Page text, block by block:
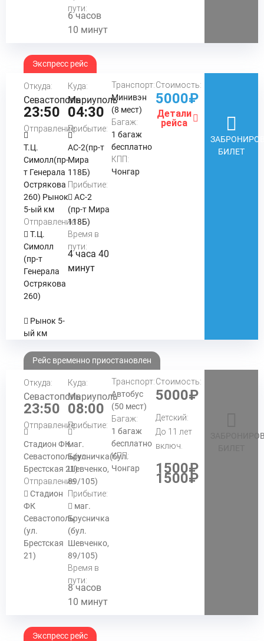
пути:
6 часов
10 минут
Экспресс рейс
Откуда:
Севастополь
23:50
Отправление:
Т.Ц.
Симолл(пр-
т Генерала
Острякова
260) Рынок
5-ый км
Отправление:
Т.Ц.
Симолл
(пр-т
Генерала
Острякова
260)
Рынок 5-
ый км
Куда:
Мариуполь
04:30
Прибытие:
АС-2(пр-т
Мира
118Б)
Прибытие:
АС-2
(пр-т Мира
118Б)
Время в
пути:
4 часа 40
минут
Транспорт:
Минивэн
(8 мест)
Багаж:
1 багаж
бесплатно
КПП:
Чонгар
Стоимость:
5000₽
Детали
рейса
БИЛЕТ
Рейс временно приостановлен
Откуда:
Севастополь
23:50
Отправление:
Стадион ФК
Севастополь(ул.
Брестская 21)
Отправление:
Стадион
ФК
Севастополь
(ул.
Брестская
21)
Куда:
Мариуполь
08:00
Прибытие:
маг.
Брусничка(бул.
Шевченко,
89/105)
Прибытие:
маг.
Брусничка
(бул.
Шевченко,
89/105)
Время в
пути:
8 часов
10 минут
Транспорт:
Автобус
(50 мест)
Багаж:
1 багаж
бесплатно
КПП:
Чонгар
Стоимость:
5000₽
Детский:
До 11 лет
включ.
1500₽
1500₽
Экспресс рейс